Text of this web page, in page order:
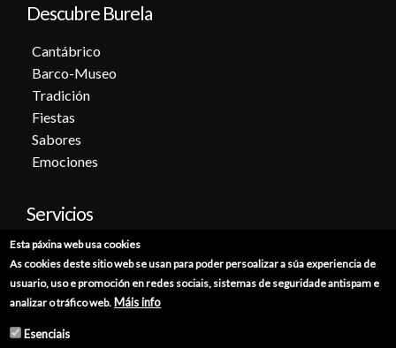
Descubre Burela
Cantábrico
Barco-Museo
Tradición
Fiestas
Sabores
Emociones
Servicios
Cita previa
Sede electrónica
Catálogo de trámites
Punto de información catastral
Esta páxina web usa cookies
As cookies deste sitio web se usan para poder persoalizar a súa experiencia de
usuario, uso e promoción en redes sociais, sistemas de seguridade antispam e
analizar o tráfico web. Máis info
Esenciais